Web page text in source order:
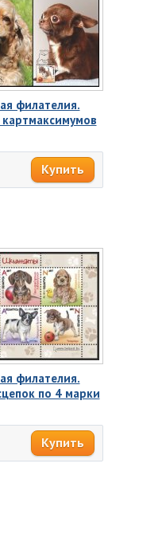
филателия.
филателия.
по 4 марки